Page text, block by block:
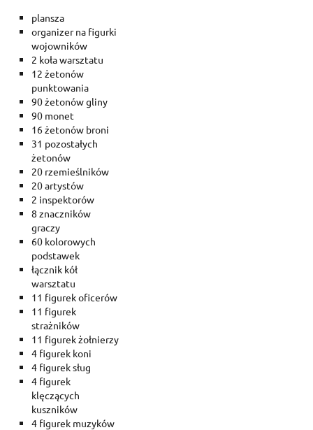
Add to wishlist
add_circle_outline Create new list
Create wishlist
Wishlist name
Sign in
You need to be logged in to save products in your wishlist.
plansza
organizer na figurki
wojowników
2 koła warsztatu
12 żetonów
punktowania
90 żetonów gliny
90 monet
16 żetonów broni
31 pozostałych
żetonów
20 rzemieślników
20 artystów
2 inspektorów
8 znaczników
graczy
60 kolorowych
podstawek
łącznik kół
warsztatu
11 figurek oficerów
11 figurek
strażników
11 figurek żołnierzy
4 figurek koni
4 figurek sług
4 figurek
klęczących
kuszników
4 figurek muzyków